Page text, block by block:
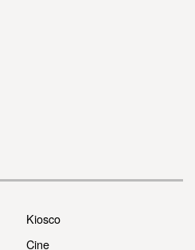
Kiosco
Cine